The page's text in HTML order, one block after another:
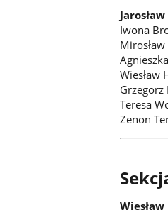
Iwona
Wiesław
Grzegorz
Teresa
Zenon